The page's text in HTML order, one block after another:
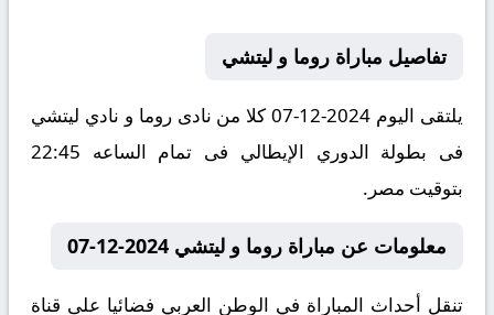
تفاصيل مباراة روما و ليتشي
يلتقى اليوم 2024-12-07 كلا من نادى روما و نادي ليتشي
فى بطولة الدوري الإيطالي فى تمام الساعه 22:45
بتوقيت مصر.
معلومات عن مباراة روما و ليتشي 2024-12-07
تنقل أحداث المباراة في الوطن العربي فضائيا على قناة